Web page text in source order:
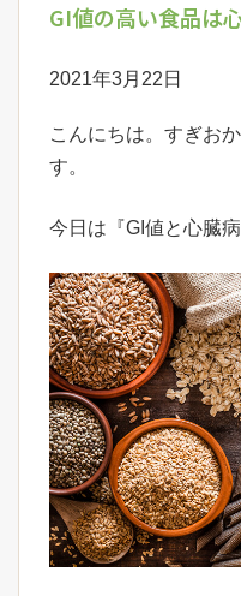
GI値の高い食品は
2021年3月22日
こんにちは。すぎお
す。
今日は『GI値と心臓